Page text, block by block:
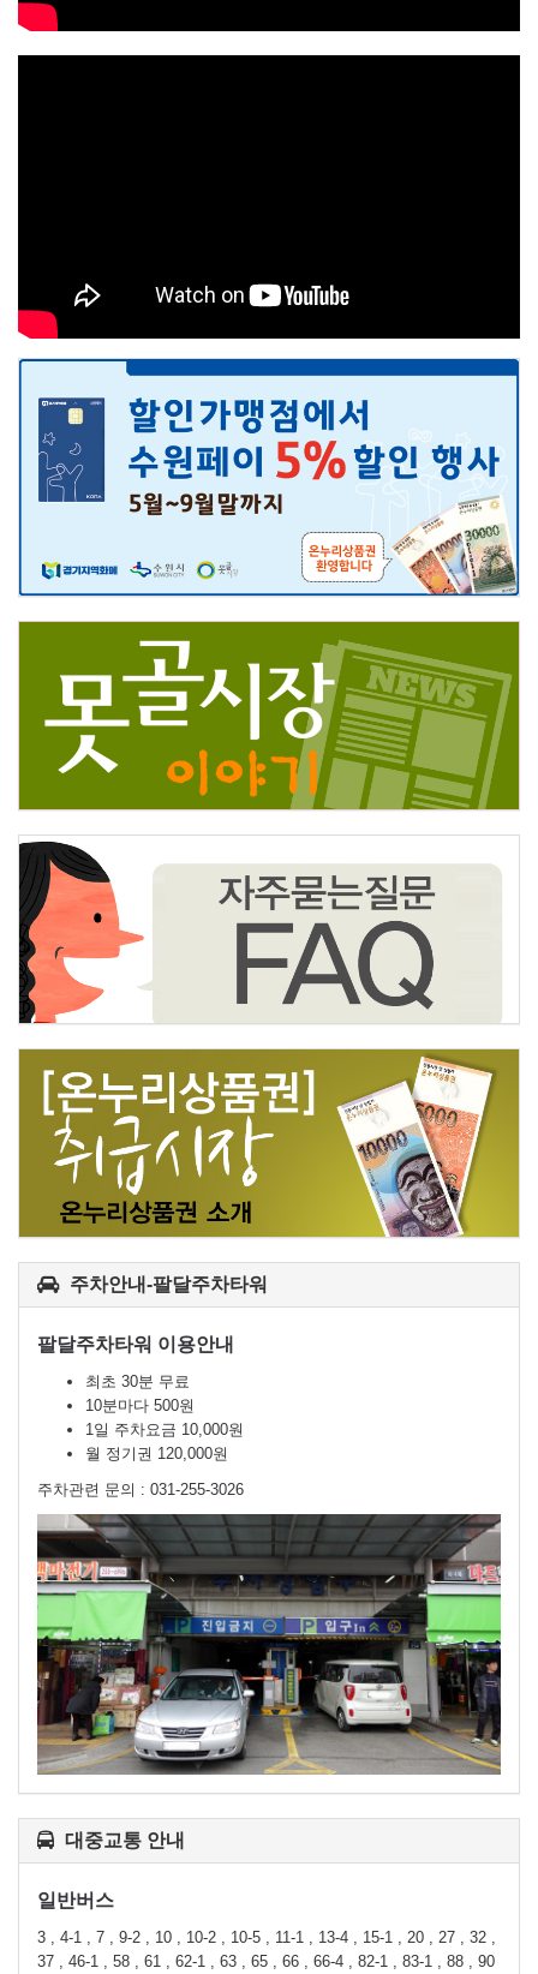
주차안내-팔달주차타워
팔달주차타워 이용안내
최초 30분 무료
10분마다 500원
1일 주차요금 10,000원
월 정기권 120,000원
주차관련 문의 : 031-255-3026
대중교통 안내
일반버스
3 , 4-1 , 7 , 9-2 , 10 , 10-2 , 10-5 , 11-1 , 13-4 , 15-1 , 20 , 27 , 32 ,
37 , 46-1 , 58 , 61 , 62-1 , 63 , 65 , 66 , 66-4 , 82-1 , 83-1 , 88 , 90